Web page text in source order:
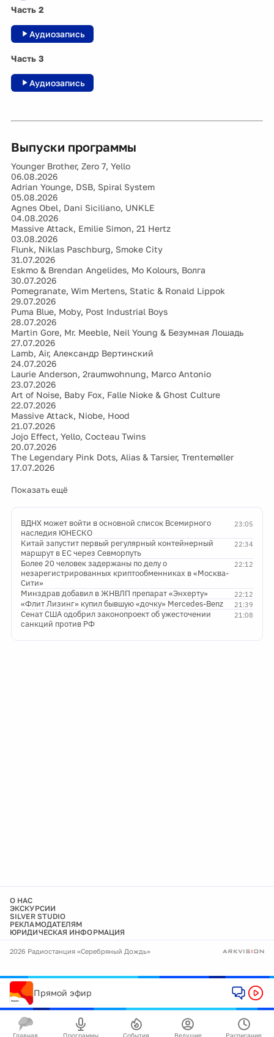
Часть 2
Аудиозапись
Часть 3
Аудиозапись
Выпуски программы
Younger Brother, Zero 7, Yello
06.08.2026
Adrian Younge, DSB, Spiral System
05.08.2026
Agnes Obel, Dani Siciliano, UNKLE
04.08.2026
Massive Attack, Emilie Simon, 21 Hertz
03.08.2026
Flunk, Niklas Paschburg, Smoke City
31.07.2026
Eskmo & Brendan Angelides, Mo Kolours, Волга
30.07.2026
Pomegranate, Wim Mertens, Static & Ronald Lippok
29.07.2026
Puma Blue, Moby, Post Industrial Boys
28.07.2026
Martin Gore, Mr. Meeble, Neil Young & Безумная Лошадь
27.07.2026
Lamb, Air, Александр Вертинский
24.07.2026
Laurie Anderson, 2raumwohnung, Marco Antonio
23.07.2026
Art of Noise, Baby Fox, Falle Nioke & Ghost Culture
22.07.2026
Massive Attack, Niobe, Hood
21.07.2026
Jojo Effect, Yello, Cocteau Twins
20.07.2026
The Legendary Pink Dots, Alias & Tarsier, Trentemøller
17.07.2026
Показать ещё
23:05
ВДНХ может войти в основной список Всемирного
наследия ЮНЕСКО
22:34
Китай запустит первый регулярный контейнерный
маршрут в ЕС через Севморпуть
22:12
Более 20 человек задержаны по делу о
незарегистрированных криптообменниках в «Москва-
Сити»
22:12
Минздрав добавил в ЖНВЛП препарат «Энхерту»
21:39
«Флит Лизинг» купил бывшую «дочку» Mercedes-Benz
21:08
Сенат США одобрил законопроект об ужесточении
санкций против РФ
О НАС
ЭКСКУРСИИ
SILVER STUDIO
РЕКЛАМОДАТЕЛЯМ
ЮРИДИЧЕСКАЯ ИНФОРМАЦИЯ
2026 Радиостанция «Серебряный Дождь»
Прямой эфир
Главная Программы События Ведущие Расписание